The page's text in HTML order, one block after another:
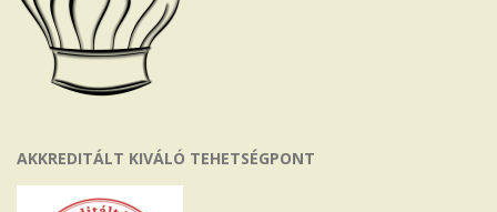
AKKREDITÁLT KIVÁLÓ TEHETSÉGPONT